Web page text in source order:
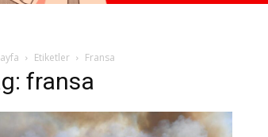
Etiketler Fransa
fransa